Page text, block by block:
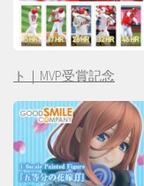
ト｜MVP受賞記念